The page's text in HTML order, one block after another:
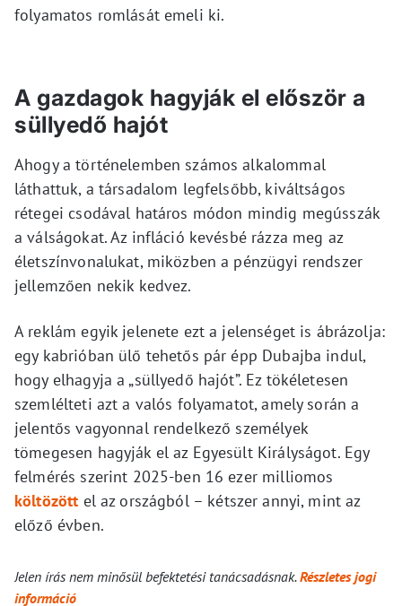
folyamatos romlását emeli ki.
A gazdagok hagyják el először a
süllyedő hajót
Ahogy a történelemben számos alkalommal
láthattuk, a társadalom legfelsőbb, kiváltságos
rétegei csodával határos módon mindig megússzák
a válságokat. Az infláció kevésbé rázza meg az
életszínvonalukat, miközben a pénzügyi rendszer
jellemzően nekik kedvez.
A reklám egyik jelenete ezt a jelenséget is ábrázolja:
egy kabrióban ülő tehetős pár épp Dubajba indul,
hogy elhagyja a „süllyedő hajót”. Ez tökéletesen
szemlélteti azt a valós folyamatot, amely során a
jelentős vagyonnal rendelkező személyek
tömegesen hagyják el az Egyesült Királyságot. Egy
felmérés szerint 2025-ben 16 ezer milliomos
költözött el az országból – kétszer annyi, mint az
előző évben.
Jelen írás nem minősül befektetési tanácsadásnak.Részletes jogi
információ